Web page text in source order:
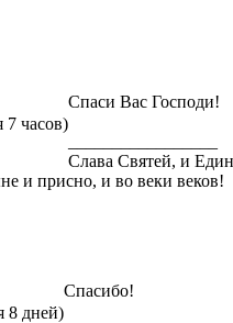
7 часов)
Спаси Вас Господи!
Слава Святей, и
и присно, и во веки веков!
8 дней)
Спасибо!